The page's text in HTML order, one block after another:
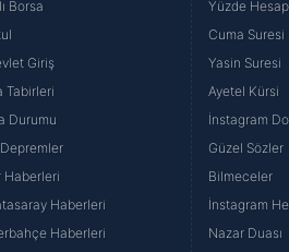
sinema filminde ve
adına, 26 Mart 2005
düşkünlüğüyle bilinen
Şadan Hanım'la yapan
Güner adında bir kızı
Örümcek Yaşar
Son olarak, halen yaşamını
Borsa
Giriş
Tabirleri
Durumu
Haberleri
Haberleri
Haberleri
Yüzde
Cuma Suresi
Yasin Suresi
Ayetel Kürsi
İnstagram
Güzel Sözler
Bilmeceler
İnstagram
Nazar Duası